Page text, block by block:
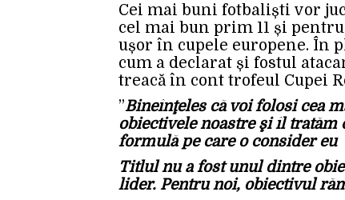
Cei mai buni fotbaliști vor
cel mai bun prim 11 și
ușor în cupele europene. În
cum a declarat și fostul
treacă în cont trofeul Cupei
”Bineînţeles că voi folosi cea
obiectivele noastre şi îl tratăm
formulă pe care o consider eu
Titlul nu a fost unul dintre
lider. Pentru noi, obiectivul